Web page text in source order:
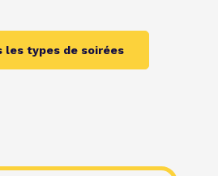
les types de soirées